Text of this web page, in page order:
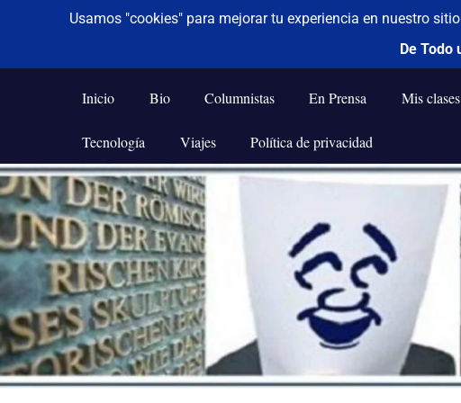
Saltar
al
contenido
De todo un poco
Frases,
Humor,
Tecnología
y
Viajes
Inicio Bio Columnistas En Prensa Mis clases
Tecnología Viajes Política de privacidad